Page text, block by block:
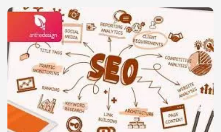
RÉFÉRENCEMENT
GOOGLE